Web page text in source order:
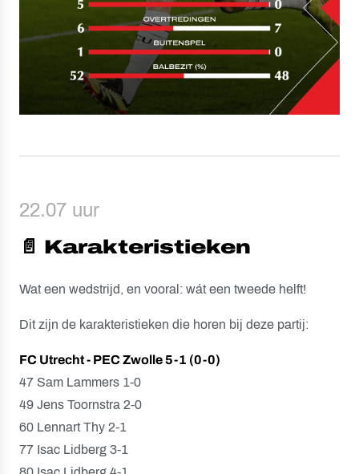
📄 Karakteristieken
22.07 uur
Wat een wedstrijd, en vooral: wát een tweede helft!
Dit zijn de karakteristieken die horen bij deze partij:
FC Utrecht - PEC Zwolle 5-1 (0-0)
47 Sam Lammers 1-0
49 Jens Toornstra 2-0
60 Lennart Thy 2-1
77 Isac Lidberg 3-1